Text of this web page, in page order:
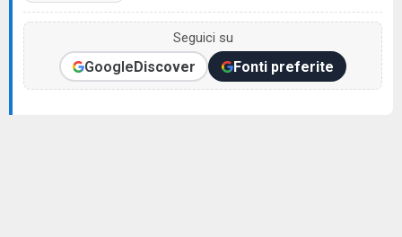
Seguici su
GoogleDiscover Fonti preferite